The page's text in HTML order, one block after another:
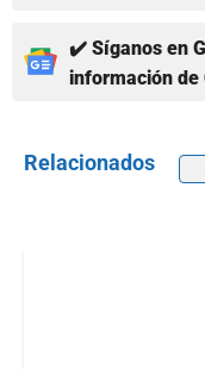
✔️ Síganos en
información de
Relacionados